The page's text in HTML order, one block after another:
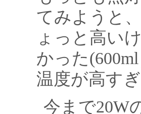
てみようと
ょっと高い
かった
温度が高す
今まで20W